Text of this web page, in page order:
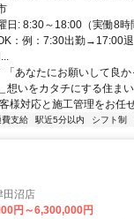
機関を利用） ・現場での
移動が発生しにくい働き
日: 8:30～18:00（実働8
：例：7:30出勤→17:00
「あなたにお願いして良
想いをカタチにする住ま
様対応と施工管理をお任
費支給 駅近5分以内 シフト制
沼店
円～6,300,000円